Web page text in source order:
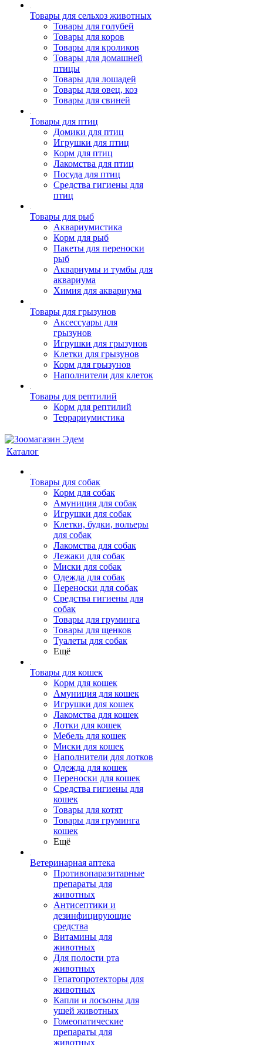
Товары для сельхоз животных
Товары для голубей
Товары для коров
Товары для кроликов
Товары для домашней
птицы
Товары для лошадей
Товары для овец, коз
Товары для свиней
Товары для птиц
Домики для птиц
Игрушки для птиц
Корм для птиц
Лакомства для птиц
Посуда для птиц
Средства гигиены для
птиц
Товары для рыб
Аквариумистика
Корм для рыб
Пакеты для переноски
рыб
Аквариумы и тумбы для
аквариума
Химия для аквариума
Товары для грызунов
Аксессуары для
грызунов
Игрушки для грызунов
Клетки для грызунов
Корм для грызунов
Наполнители для клеток
Товары для рептилий
Корм для рептилий
Террариумистика
Каталог
Товары для собак
Корм для собак
Амуниция для собак
Игрушки для собак
Клетки, будки, вольеры
для собак
Лакомства для собак
Лежаки для собак
Миски для собак
Одежда для собак
Переноски для собак
Средства гигиены для
собак
Товары для груминга
Товары для щенков
Туалеты для собак
Ещё
Товары для кошек
Корм для кошек
Амуниция для кошек
Игрушки для кошек
Лакомства для кошек
Лотки для кошек
Мебель для кошек
Миски для кошек
Наполнители для лотков
Одежда для кошек
Переноски для кошек
Средства гигиены для
кошек
Товары для котят
Товары для груминга
кошек
Ещё
Ветеринарная аптека
Противопаразитарные
препараты для
животных
Антисептики и
дезинфицирующие
средства
Витамины для
животных
Для полости рта
животных
Гепатопротекторы для
животных
Капли и лосьоны для
ушей животных
Гомеопатические
препараты для
животных